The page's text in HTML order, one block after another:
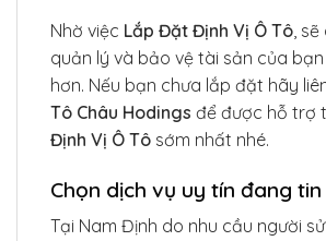
Nhờ việc Lắp Đặt Định Vị Ô Tô ,
quản lý và bảo vệ tài sản của
hơn. Nếu bạn chưa lắp đặt hãy
Tô Châu Hodings để được hỗ trợ
Định Vị Ô Tô sớm nhất nhé.
Chọn dịch vụ uy tín đang
Tại Nam Định do nhu cầu người